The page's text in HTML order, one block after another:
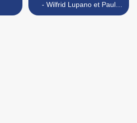
- Wilfrid Lupano et Paul
Cauuet >